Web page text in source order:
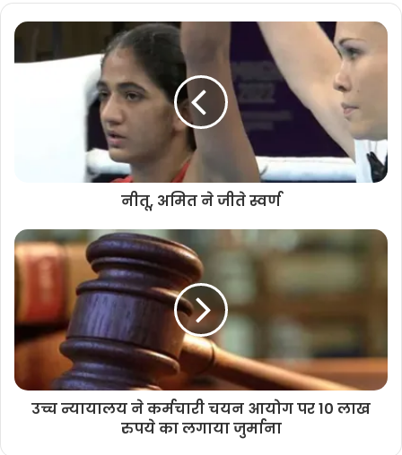
नीतू, अमित ने जीते स्वर्ण
उच्च न्यायालय ने कर्मचारी चयन आयोग पर 10 लाख
रुपये का लगाया जुर्माना